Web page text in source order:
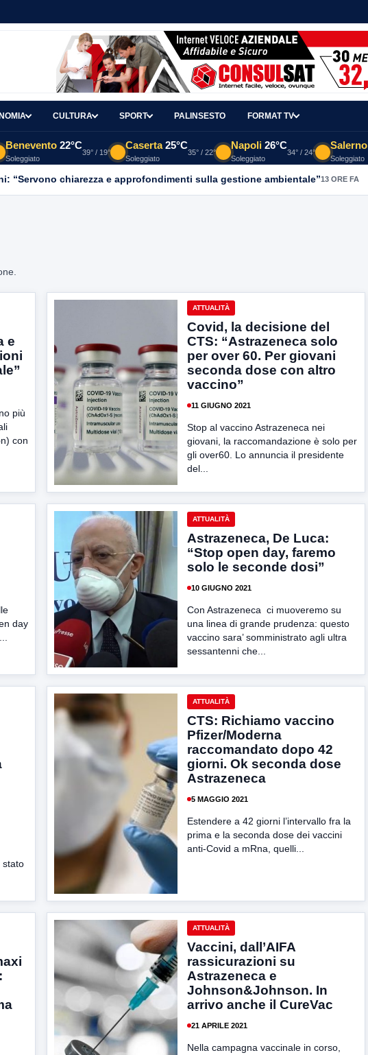
CULTURA SPORT PALINSESTO FORMAT TV
Benevento 22°C
Soleggiato
39° / 19°
Caserta 25°C
Soleggiato
35° / 22°
Napoli 26°C
Soleggiato
34° / 24°
Salerno
Soleggiato
“Servono chiarezza e approfondimenti sulla gestione ambientale”13 ORE FA
e
più
con
ATTUALITÀ
Covid, la decisione del
CTS: “Astrazeneca solo
per over 60. Per giovani
seconda dose con altro
vaccino”
11 GIUGNO 2021
Stop al vaccino Astrazeneca nei
giovani, la raccomandazione è solo per
gli over60. Lo annuncia il presidente
del...
day
ATTUALITÀ
Astrazeneca, De Luca:
“Stop open day, faremo
solo le seconde dosi”
10 GIUGNO 2021
Con Astrazeneca ci muoveremo su
una linea di grande prudenza: questo
vaccino sara’ somministrato agli ultra
sessantenni che...
stato
ATTUALITÀ
CTS: Richiamo vaccino
Pfizer/Moderna
raccomandato dopo 42
giorni. Ok seconda dose
Astrazeneca
5 MAGGIO 2021
Estendere a 42 giorni l’intervallo fra la
prima e la seconda dose dei vaccini
anti-Covid a mRna, quelli...
ATTUALITÀ
Vaccini, dall’AIFA
rassicurazioni su
Astrazeneca e
Johnson&Johnson. In
arrivo anche il CureVac
21 APRILE 2021
Nella campagna vaccinale in corso,